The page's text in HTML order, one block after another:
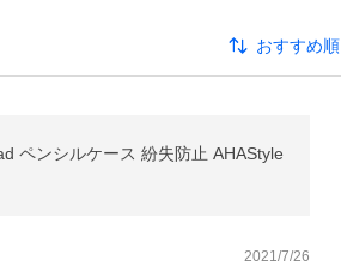
おすすめ順
ペンシルケース 紛失防止 AHAStyle
2021/7/26